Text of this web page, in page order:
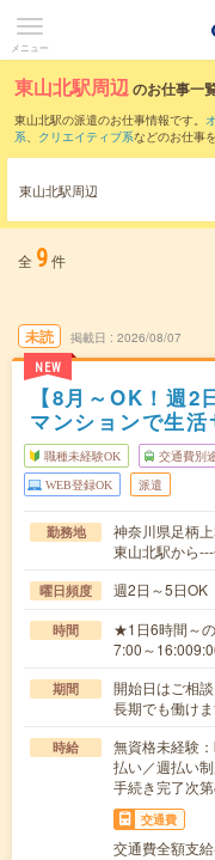
メニュー
東山北駅周辺のお仕事一
東山北駅の派遣のお仕事情報です。
系、 クリエイティブ系などのお仕事
また、秦野駅・
確認いただけます。
東山北駅周辺
全 9件
未読
NEW
掲載日 2026/08/07
【8月～OK！週
マンションで生
職種未経験OK 交通費別
WEB登録OK 派遣
勤務地
神奈川県足柄
東山北駅から
曜日頻度 週2日～5日
時間
★1日6時間～
7:00～
期間
開始日はご相
長期でも働けま
時給
無資格未経験
払い／週払い
手続き完了次
交通費
交通費全額支